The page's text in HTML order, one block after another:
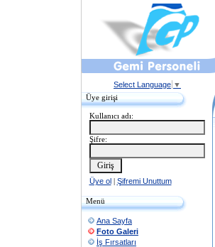
Select Language ▼
Üye girişi
Kullanıcı adı:
Şifre:
Üye ol| Şifremi Unuttum
Menü
Ana Sayfa
Foto Galeri
İş Fırsatları